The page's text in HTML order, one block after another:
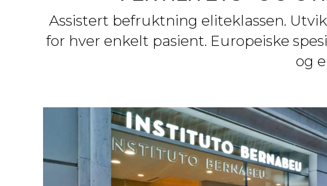
Assistert befruktning eliteklassen.
for hver enkelt pasient. Europeiske
og